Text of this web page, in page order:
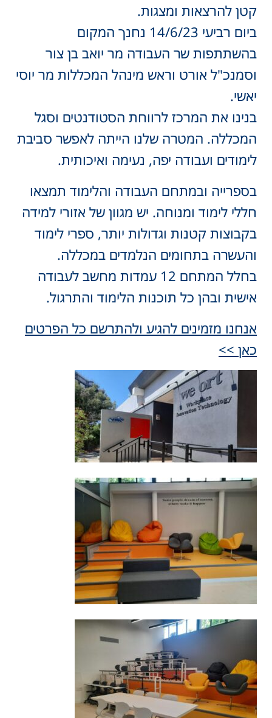
קטן להרצאות ומצגות.
ביום רביעי 14/6/23 נחנך המקום
בהשתתפות שר העבודה מר יואב בן צור
וסמנכ"ל אורט וראש מינהל המכללות מר יוסי
יאשי.
בנינו את המרכז לרווחת הסטודנטים וסגל
המכללה. המטרה שלנו הייתה לאפשר סביבת
לימודים ועבודה יפה, נעימה ואיכותית.
בספרייה ובמתחם העבודה והלימוד תמצאו
חללי לימוד ומנוחה. יש מגוון של אזורי למידה
בקבוצות קטנות וגדולות יותר, ספרי לימוד
והעשרה בתחומים הנלמדים במכללה.
בחלל המתחם 12 עמדות מחשב לעבודה
אישית ובהן כל תוכנות הלימוד והתרגול.
אנחנו מזמינים להגיע ולהתרשם כל הפרטים
כאן >>